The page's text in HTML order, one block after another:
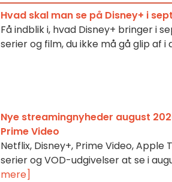
Hvad skal man se på Disney+ i
Få indblik i, hvad Disney+ bringer i
serier og film, du ikke må gå glip af i
Nye streamingnyheder august
Prime Video
Netflix, Disney+, Prime Video, Apple
serier og VOD-udgivelser at se i
mere]